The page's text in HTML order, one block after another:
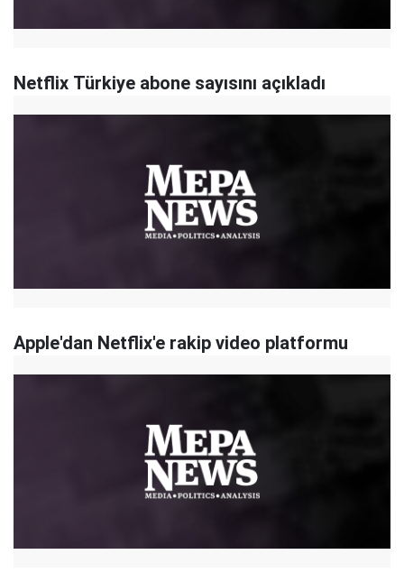
Netflix Türkiye abone sayısını açıkladı
Apple'dan Netflix'e rakip video platformu